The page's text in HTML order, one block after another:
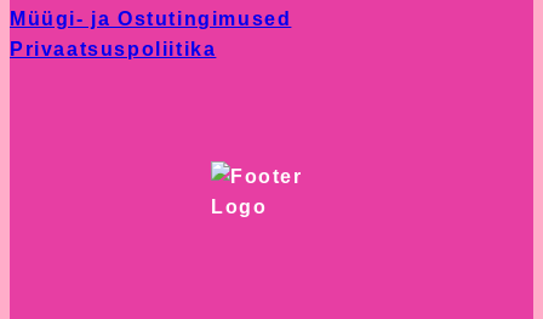
Müügi- ja Ostutingimused
Privaatsuspoliitika